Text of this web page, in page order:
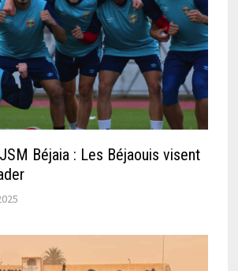
Béjaia : Les Béjaouis visent